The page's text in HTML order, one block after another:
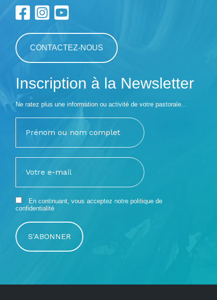
CONTACTEZ-NOUS
Inscription à la Newsletter
Ne ratez plus une information ou activité de votre pastorale...
En continuant, vous acceptez notre politique de
confidentialité